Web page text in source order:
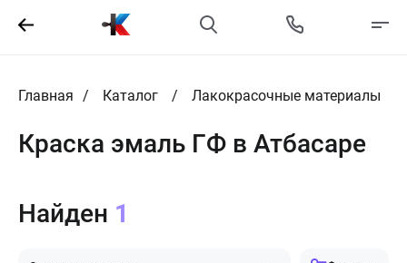
Главная Каталог Лакокрасочные материалы
Краска эмаль ГФ в Атбасаре
Найден 1